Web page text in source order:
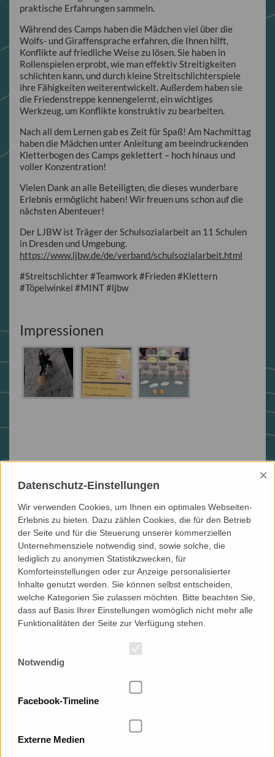
praktische Erfahrungen sammeln.
Während des Camps haben die Mädchen viel über die
Wolfs- und Giraffensprache erfahren, die Ihnen hilft,
Konflikte auf friedliche Weise zu lösen. Sie haben in
Rollenspielen erprobt, wie man effektiv Streitigkeiten
schlichten kann, und durch kleine Streitschlichterspiele
ihre Fähigkeiten weiterentwickelt. Außerdem haben sie
die Friedenstreppe kennengelernt, ein wichtiges
Werkzeug, um Konflikte konstruktiv zu bearbeiten.
Nach all dem Lernen gab es Zeit für Spaß! Am Nachmittag
haben die Mädchen unter Anleitung am beeindruckenden
Kletterbogen des Camps geklettert – hoch hinaus und
voller Konzentration!
Vielen Dank an alle Beteiligten, die dieses wunderbare
Erlebnis ermöglicht haben! Wir freuen uns schon auf die
nächsten Abenteuer!
Der LJBW ist Träger der Schulsozialarbeit an 11 Schulen
in Dresden und Umgebung.
https://www.ljbw.de/de/verband/schulsozialarbeit.html
#Streitschlichter #Teamwork #Frieden #Klettern
#Töpelwinkel #MINT #ljbw
Impressionen
KONTAKT
Landesverband Sächsischer Jugendbildungswerke e.V.
Cossebauder Straße 5
01157 Dresden
E-Mail:
Datenschutz-Einstellungen
×
Wir verwenden Cookies, um Ihnen ein optimales Webseiten-
Erlebnis zu bieten. Dazu zählen Cookies, die für den Betrieb
der Seite und für die Steuerung unserer kommerziellen
Unternehmensziele notwendig sind, sowie solche, die
lediglich zu anonymen Statistikzwecken, für
Komforteinstellungen oder zur Anzeige personalisierter
Inhalte genutzt werden. Sie können selbst entscheiden,
welche Kategorien Sie zulassen möchten. Bitte beachten Sie,
dass auf Basis Ihrer Einstellungen womöglich nicht mehr alle
Funktionalitäten der Seite zur Verfügung stehen.
Notwendig
Facebook-Timeline
Externe Medien